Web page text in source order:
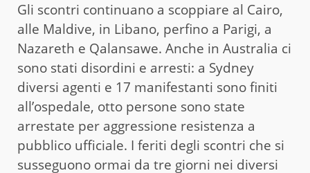
Gli scontri continuano a scoppiare al Cairo,
alle Maldive, in Libano, perfino a Parigi, a
Nazareth e Qalansawe. Anche in Australia ci
sono stati disordini e arresti: a Sydney
diversi agenti e 17 manifestanti sono finiti
all’ospedale, otto persone sono state
arrestate per aggressione resistenza a
pubblico ufficiale. I feriti degli scontri che si
susseguono ormai da tre giorni nei diversi